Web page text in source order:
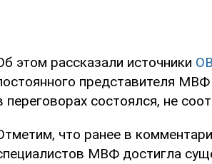
этом рассказали источники
представителя
переговорах состоялся, не
что ранее в
МВФ достигла